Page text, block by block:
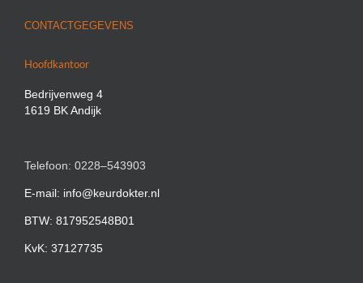
CONTACTGEGEVENS
Hoofdkantoor
Bedrijvenweg 4
1619 BK Andijk
Telefoon: 0228–543903
E-mail: info@keurdokter.nl
BTW: 817952548B01
KvK: 37127735